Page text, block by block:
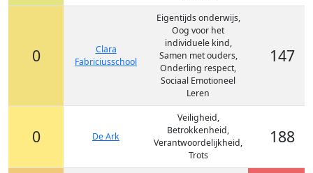
0
Clara
Fabriciusschool
Eigentijds onderwijs,
Oog voor het
individuele kind,
Samen met ouders,
Onderling respect,
Sociaal Emotioneel
Leren
147
0 De Ark
Veiligheid,
Betrokkenheid,
Verantwoordelijkheid,
Trots
188